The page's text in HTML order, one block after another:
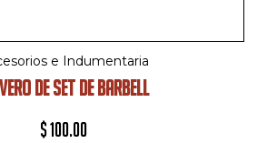
e Indumentaria
DE SET DE BARBELL
$100.00